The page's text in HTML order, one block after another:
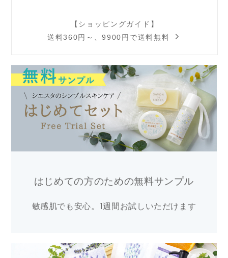
【ショッピングガイド】
送料360円～、9900円で送料無料
はじめての方のための無料サンプル
敏感肌でも安心。1週間お試しいただけます